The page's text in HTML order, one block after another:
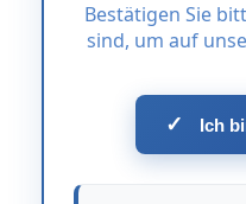
Bestätigen Sie
sind, um auf
✓ Ich